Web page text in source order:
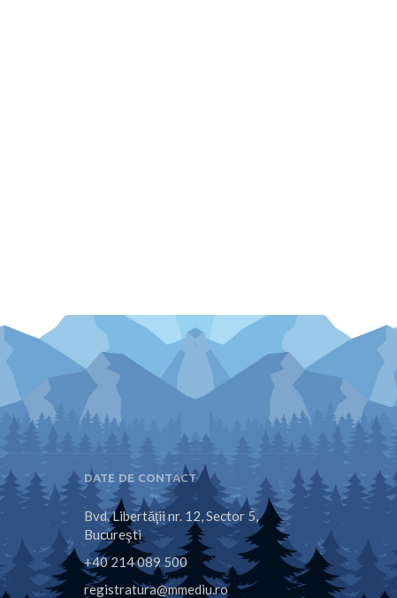
DATE DE CONTACT
Bvd. Libertăţii nr. 12, Sector 5,
Bucureşti
+40 214 089 500
registratura@mmediu.ro